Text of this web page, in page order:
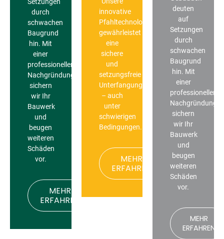
Setzungen
durch
schwachen
Baugrund
hin. Mit
einer
professionellen
Nachgründung
sichern
wir Ihr
Bauwerk
und
beugen
weiteren
Schäden
vor.
MEHR
ERFAHREN
innovative
Pfahltechnologie
gewährleistet
eine
sichere
und
setzungsfreie
Unterfangung
– auch
unter
schwierigen
Bedingungen.
MEHR
ERFAHREN
deuten
auf
Setzungen
durch
schwachen
Baugrund
hin. Mit
einer
professionellen
Nachgründung
sichern
wir Ihr
Bauwerk
und
beugen
weiteren
Schäden
vor.
MEHR
ERFAHREN